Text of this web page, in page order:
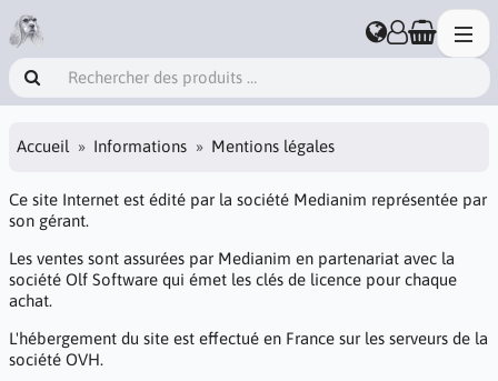
Accueil Informations Mentions légales
Ce site Internet est édité par la société Medianim représentée par
son gérant.
Les ventes sont assurées par Medianim en partenariat avec la
société Olf Softwarequi émet les clés de licence pour chaque
achat.
L'hébergement du site est effectué en France sur les serveurs de la
société OVH.